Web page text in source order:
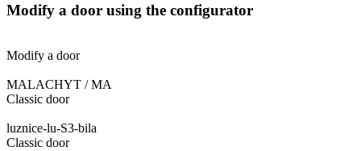
Modify a door using the configurator
Modify a door
MALACHYT / MA
Classic door
luznice-lu-S3-bila
Classic door